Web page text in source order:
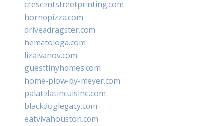
crescentstreetprinting.com
hornopizza.com
driveadragster.com
hematologa.com
lizaivanov.com
guesttinyhomes.com
home-plow-by-meyer.com
palatelatincuisine.com
blackdoglegacy.com
eatvivahouston.com